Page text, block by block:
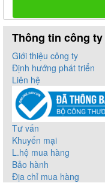
Thông tin công ty
Giới thiệu công ty
Định hướng phát triển
Liên hệ
Tư vấn
Khuyến mại
L.hệ mua hàng
Bảo hành
Địa chỉ mua hàng